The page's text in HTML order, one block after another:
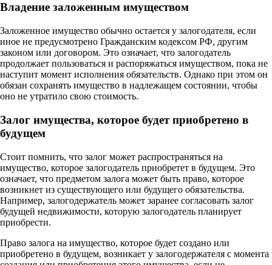
Владение заложенным имуществом
Заложенное имущество обычно остается у залогодателя, если
иное не предусмотрено Гражданским кодексом РФ, другим
законом или договором. Это означает, что залогодатель
продолжает пользоваться и распоряжаться имуществом, пока не
наступит момент исполнения обязательств. Однако при этом он
обязан сохранять имущество в надлежащем состоянии, чтобы
оно не утратило свою стоимость.
Залог имущества, которое будет приобретено в
будущем
Стоит помнить, что залог может распространяться на
имущество, которое залогодатель приобретет в будущем. Это
означает, что предметом залога может быть право, которое
возникнет из существующего или будущего обязательства.
Например, залогодержатель может заранее согласовать залог
будущей недвижимости, которую залогодатель планирует
приобрести.
Право залога на имущество, которое будет создано или
приобретено в будущем, возникает у залогодержателя с момента